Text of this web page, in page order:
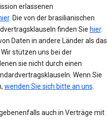
erlassenen
. Die von der brasilianischen
finden Sie hier.
Daten in andere Länder als das
stützen uns bei der
sie nicht durch einen
Wenn Sie
wenden Sie sich bitte an uns.
auch in Verträge mit